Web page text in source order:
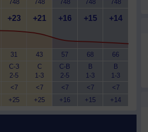
748
+23
31
С-З
2-5
<7
+25
748
+21
43
С
1-3
<7
+25
748
+16
57
С-В
2-5
<7
+16
748
+15
68
В
1-3
<7
+15
748
+14
66
В
1-3
<7
+14